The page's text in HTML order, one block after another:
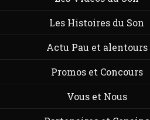
Les Histoires du Son
Actu Pau et alentours
Promos et Concours
Vous et Nous